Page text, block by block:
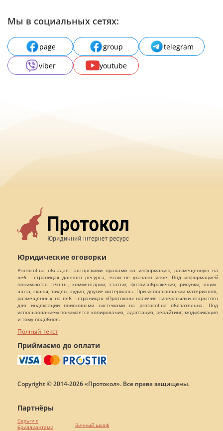
Мы в социальных сетях:
page group
telegram
viber
youtube
Юридические оговорки
Protocol.ua обладает авторскими правами на информацию, размещенную на
веб - страницах данного ресурса, если не указано иное. Под информацией
понимаются тексты, комментарии, статьи, фотоизображения, рисунки, ящик-
шота, сканы, видео, аудио, другие материалы. При использовании материалов,
размещенных на веб - страницах «Протокол» наличие гиперссылки открытого
для индексации поисковыми системами на protocol.ua обязательна. Под
использованием понимается копирования, адаптация, рерайтинг, модификация
и тому подобное.
Полный текст
Приймаємо до оплати
Copyright © 2014-2026 «Протокол». Все права защищены.
Партнёры
Серьги с
бриллиантами
Винный шкаф